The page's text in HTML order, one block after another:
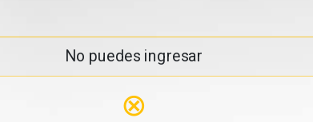
No puedes ingresar
⊗